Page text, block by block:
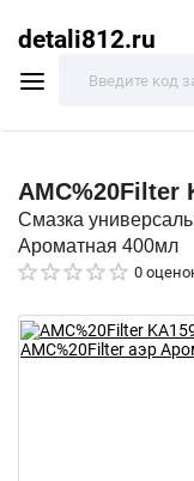
detali812.ru
AMC%20Filter
Смазка
Ароматная 400мл
0